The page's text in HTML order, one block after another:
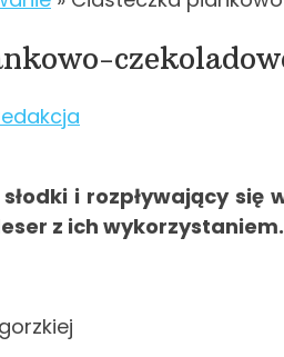
i rozpływający
z ich wykorzystaniem.